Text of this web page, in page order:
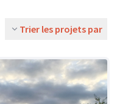
Trier les projets par